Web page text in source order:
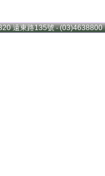
遠東路135號 ‧ (03)4638800